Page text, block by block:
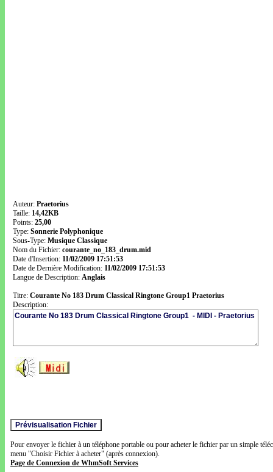
Auteur: Praetorius
Taille: 14,42KB
Points: 25,00
Type: Sonnerie Polyphonique
Sous-Type: Musique Classique
Nom du Fichier: courante_no_183_drum.mid
Date d'Insertion: 11/02/2009 17:51:53
Date de Dernière Modification: 11/02/2009 17:51:53
Langue de Description: Anglais
Titre: Courante No 183 Drum Classical Ringtone Group1 Praetorius
Description:
Pour envoyer le fichier à un téléphone portable ou pour acheter le fichier par un simple
menu "Choisir Fichier à acheter" (après connexion).
Page de Connexion de WhmSoft Services